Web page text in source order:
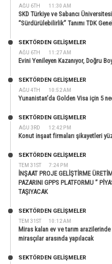
AĞU 6TH 11:30 AM
SKD Türkiye ve Sabancı
“Sürdürülebilirlik” Tanımı TDK
AĞU 6TH 11:27 AM
SEKTÖRDEN GELIŞMELER
Evini Yenileyen Kazanıyor, Doğru
AĞU 4TH 10:52 AM
SEKTÖRDEN GELIŞMELER
Yunanistan’da Golden Visa için 5
AĞU 3RD 12:42 PM
SEKTÖRDEN GELIŞMELER
Konut inşaat firmaları şikayetleri
TEM 31ST 7:24 PM
SEKTÖRDEN GELIŞMELER
İNŞAAT PROJE GELİŞTİRME
PAZARINI GPPS PLATFORMU ”
TAŞIYACAK
TEM 31ST 10:12 AM
SEKTÖRDEN GELIŞMELER
Miras kalan ev ve tarım
mirasçılar arasında yapılacak
SEKTÖRDEN GELIŞMELER